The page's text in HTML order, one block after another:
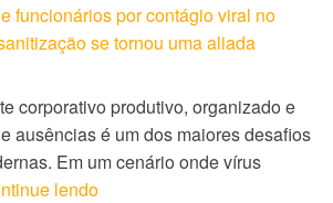
funcionários por contágio viral no
se tornou uma aliada
corporativo produtivo, organizado e
ausências é um dos maiores desafios
Em um cenário onde vírus
lendo